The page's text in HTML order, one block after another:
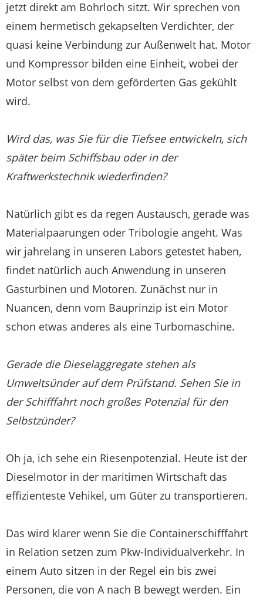
jetzt direkt am Bohrloch sitzt. Wir sprechen von
einem hermetisch gekapselten Verdichter, der
quasi keine Verbindung zur Außenwelt hat. Motor
und Kompressor bilden eine Einheit, wobei der
Motor selbst von dem geförderten Gas gekühlt
wird.
Wird das, was Sie für die Tiefsee entwickeln, sich
später beim Schiffsbau oder in der
Kraftwerkstechnik wiederfinden?
Natürlich gibt es da regen Austausch, gerade was
Materialpaarungen oder Tribologie angeht. Was
wir jahrelang in unseren Labors getestet haben,
findet natürlich auch Anwendung in unseren
Gasturbinen und Motoren. Zunächst nur in
Nuancen, denn vom Bauprinzip ist ein Motor
schon etwas anderes als eine Turbomaschine.
Gerade die Dieselaggregate stehen als
Umweltsünder auf dem Prüfstand. Sehen Sie in
der Schifffahrt noch großes Potenzial für den
Selbstzünder?
Oh ja, ich sehe ein Riesenpotenzial. Heute ist der
Dieselmotor in der maritimen Wirtschaft das
effizienteste Vehikel, um Güter zu transportieren.
Das wird klarer wenn Sie die Containerschifffahrt
in Relation setzen zum Pkw-Individualverkehr. In
einem Auto sitzen in der Regel ein bis zwei
Personen, die von A nach B bewegt werden. Ein